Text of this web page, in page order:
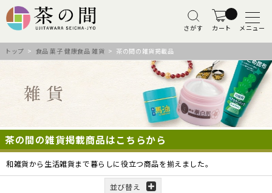
さがす カート メニュー
トップ > 食品 菓子 健康食品 雑貨 > 茶の間の雑貨掲載品
茶の間の雑貨掲載商品はこちらから
和雑貨から生活雑貨まで暮らしに役立つ商品を揃えました。
並び替え